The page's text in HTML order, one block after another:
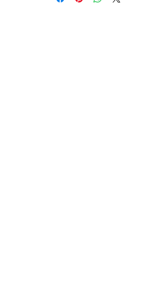
SZEROKOŚĆ: 150 CM